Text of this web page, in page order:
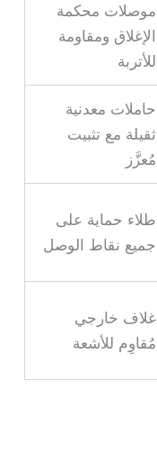
موصلات محكمة
الإغلاق ومقاومة
للأتربة
حاملات معدنية
ثقيلة مع تثبيت
مُعزَّز
طلاء حماية على
جميع نقاط الوصل
غلاف خارجي
مُقاوِم للأشعة